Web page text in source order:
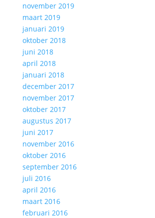
november 2019
maart 2019
januari 2019
oktober 2018
juni 2018
april 2018
januari 2018
december 2017
november 2017
oktober 2017
augustus 2017
juni 2017
november 2016
oktober 2016
september 2016
juli 2016
april 2016
maart 2016
februari 2016